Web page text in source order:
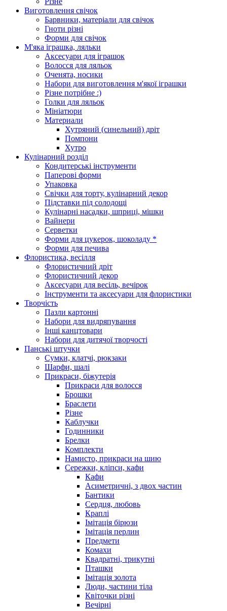
Виготовлення свічок
Барвники, матеріали для свічок
Гноти різні
Форми для свічок
М'яка іграшка, ляльки
Аксесуари для іграшок
Волосся для ляльок
Оченята, носики
Набори для виготовлення м'якої іграшки
Різне потрібне :)
Голки для ляльок
Мініатюри
Материали
Хутряний (синельний) дріт
Помпони
Хутро
Кулінарний розділ
Кондитерські інструменти
Паперові форми
Упаковка
Свічки для торту, кулінарний декор
Підставки під солодощі
Кулінарні насадки, шприці, мішки
Вайнери
Серветки
Форми для цукерок, шоколаду *
Форми для печива
Флористика, весілля
Флористичний дріт
Флористичний декор
Аксесуари для весіль, вечірок
Інструменти та аксесуари для флористики
Творчість
Пазли картонні
Набори для видряпування
Інші канцтовари
Набори для дитячої творчості
Панські штучки
Сумки, клатчі, рюкзаки
Шарфи, шалі
Прикраси, біжутерія
Прикраси для волосся
Брошки
Браслети
Різне
Каблучки
Годинники
Брелки
Комплекти
Намисто, прикраси на шию
Сережки, кліпси, кафи
Кафи
Асиметричні, з двох частин
Бантики
Сердця, любовь
Краплі
Імітація бірюзи
Імітація перлин
Предмети
Комахи
Квадратні, трикутні
Пташки
Імітація золота
Люди, частини тіла
Квіточки різні
Вечірні